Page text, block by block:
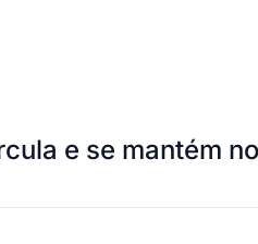
e se mantém